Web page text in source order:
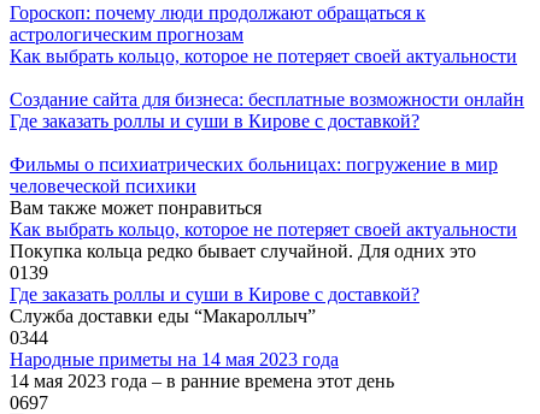
Гороскоп: почему люди продолжают обращаться к
астрологическим прогнозам
Как выбрать кольцо, которое не потеряет своей актуальности
Создание сайта для бизнеса: бесплатные возможности онлайн
Где заказать роллы и суши в Кирове с доставкой?
Фильмы о психиатрических больницах: погружение в мир
человеческой психики
Вам также может понравиться
Как выбрать кольцо, которое не потеряет своей актуальности
Покупка кольца редко бывает случайной. Для одних это
0139
Где заказать роллы и суши в Кирове с доставкой?
Служба доставки еды “Макароллыч”
0344
Народные приметы на 14 мая 2023 года
14 мая 2023 года – в ранние времена этот день
0697